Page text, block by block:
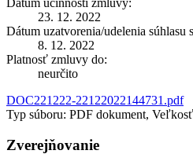
23. 12. 2022
Dátum uzatvorenia/udelenia súhlasu
8. 12. 2022
Platnosť zmluvy do:
neurčito
DOC221222-22122022144731.pdf
Typ súboru: PDF dokument,
Zverejňovanie